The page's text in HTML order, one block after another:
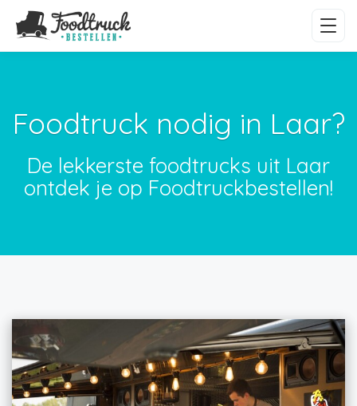
Foodtruck nodig in Laar?
De lekkerste foodtrucks uit Laar
ontdek je op Foodtruckbestellen!